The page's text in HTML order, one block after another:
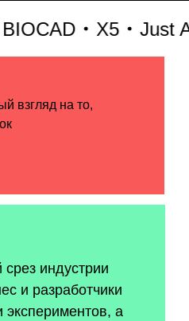
X5 Just AI
индустрии
и разработчики
экспериментов, а